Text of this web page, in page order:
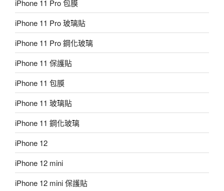
iPhone 11 Pro 包膜
iPhone 11 Pro 玻璃貼
iPhone 11 Pro 鋼化玻璃
iPhone 11 保護貼
iPhone 11 包膜
iPhone 11 玻璃貼
iPhone 11 鋼化玻璃
iPhone 12
iPhone 12 mini
iPhone 12 mini 保護貼